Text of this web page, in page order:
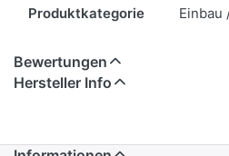
Produktkategorie Einbau
Bewertungen
Hersteller Info